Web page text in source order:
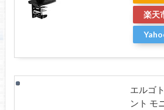
楽天
エルゴ
ント モ